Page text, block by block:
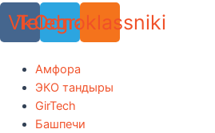
Vk
Telegram
Odnoklassniki
Амфора
ЭКО тандыры
GirTech
Башпечи